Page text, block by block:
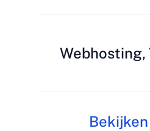
Webhosting,
Bekijken